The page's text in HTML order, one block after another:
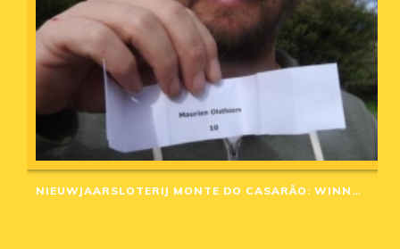
NIEUWJAARSLOTERIJ MONTE DO CASARÃO: WINNAARS VAN 2020